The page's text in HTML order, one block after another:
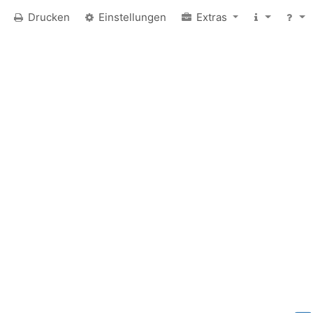
Drucken Einstellungen Extras